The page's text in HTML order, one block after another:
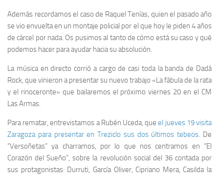
Además recordamos el caso de Raquel Tenías, quien el pasado año
se vio envuelta en un montaje policial por el que hoy le piden 4 años
de cárcel por nada. Os pusimos al tanto de cómo está su caso y qué
podemos hacer para ayudar hacia su absolución.
La música en directo corrió a cargo de casi toda la banda de Dadá
Rock, que vinieron a presentar su nuevo trabajo «La fábula de la rata
y el rinoceronte» que bailaremos el próximo viernes 20 en el CM
Las Armas.
Para rematar, entrevistamos a Rubén Uceda, queel jueves 19 visita
Zaragoza para presentar en Treziclo sus dos últimos tebeos. De
“Versoñetas” ya charramos, por lo que nos centramos en “El
Corazón del Sueño”, sobre la revolución social del 36 contada por
sus protagonistas: Durruti, García Oliver, Cipriano Mera, Casilda la